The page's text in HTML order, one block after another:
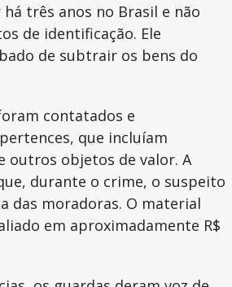
três anos no Brasil e não
de identificação. Ele
de subtrair os bens do
contatados e
que incluíam
outros objetos de valor. A
durante o crime, o suspeito
das moradoras. O material
em aproximadamente R$